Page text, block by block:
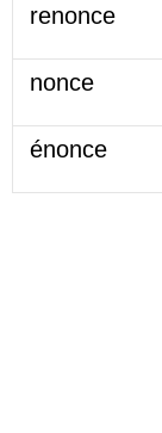
renonce
nonce
énonce